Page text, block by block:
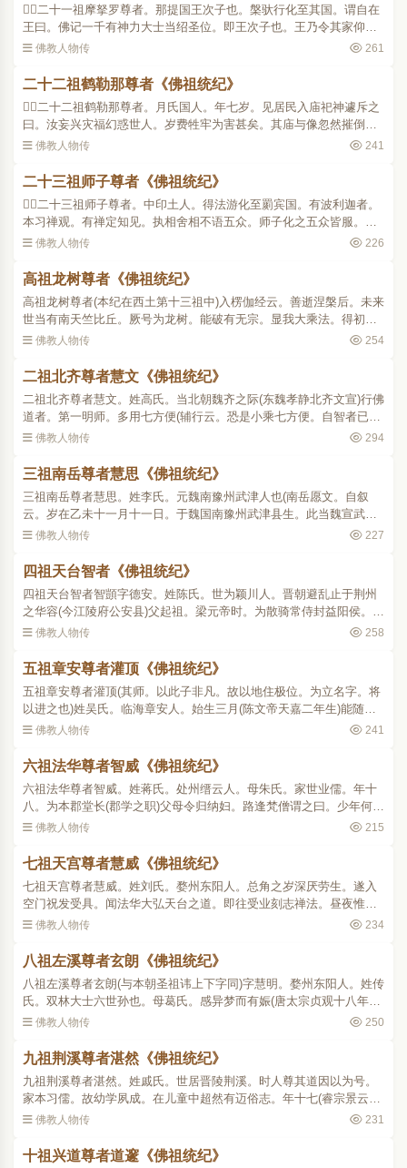
二十一祖摩拏罗尊者。那提国王次子也。槃驮行化至其国。谓自在
王曰。佛记一千有神力大士当绍圣位。即王次子也。王乃令其家仰受
付嘱。于南天竺兴大饶益。有三藏夜奢功德齐等。夜奢语曰。恒河以
佛教人物传 261
二十二祖鹤勒那尊者《佛祖统纪》
二十二祖鹤勒那尊者。月氏国人。年七岁。见居民入庙祀神遽斥之
曰。汝妄兴灾福幻惑世人。岁费牲牢为害甚矣。其庙与像忽然摧倒。
年三十八。始遇摩拏罗谓之曰。汝昔有弟子五百。以福德薄生于羽
佛教人物传 241
二十三祖师子尊者《佛祖统纪》
二十三祖师子尊者。中印土人。得法游化至罽宾国。有波利迦者。
本习禅观。有禅定知见。执相舍相不语五众。师子化之五众皆服。声
闻迩遐。外道摩目多部落遮二人。素学幻术。乃盗为僧形。潜入王宫
佛教人物传 226
高祖龙树尊者《佛祖统纪》
高祖龙树尊者(本纪在西土第十三祖中)入楞伽经云。善逝涅槃后。未来
世当有南天竺比丘。厥号为龙树。能破有无宗。显我大乘法。得初欢
喜地。往生安养国赞曰。章安有言。智者观心论云。归命龙树师。
佛教人物传 254
二祖北齐尊者慧文《佛祖统纪》
二祖北齐尊者慧文。姓高氏。当北朝魏齐之际(东魏孝静北齐文宣)行佛
道者。第一明师。多用七方便(辅行云。恐是小乘七方便。自智者已前
未曾有人立于圆家七方便)第二最师。融心性相诸法无碍。第三嵩师。
佛教人物传 294
三祖南岳尊者慧思《佛祖统纪》
三祖南岳尊者慧思。姓李氏。元魏南豫州武津人也(南岳愿文。自叙
云。岁在乙未十一月十一日。于魏国南豫州武津县生。此当魏宣武延
昌四年。梁武帝天监十四年乙未岁也)儿童时。梦梵僧劝令入道。或见
佛教人物传 227
四祖天台智者《佛祖统纪》
四祖天台智者智顗字德安。姓陈氏。世为颖川人。晋朝避乱止于荆州
之华容(今江陵府公安县)父起祖。梁元帝时。为散骑常侍封益阳侯。母
徐氏。梦香烟五采萦回入怀。又尝梦吞白鼠。因觉体重。卜者曰。白
佛教人物传 258
五祖章安尊者灌顶《佛祖统纪》
五祖章安尊者灌顶(其师。以此子非凡。故以地住极位。为立名字。将
以进之也)姓吴氏。临海章安人。始生三月(陈文帝天嘉二年生)能随母
称三宝名。有僧过门谓其母曰。此子非凡因以为名。七岁入摄静寺。
佛教人物传 241
六祖法华尊者智威《佛祖统纪》
六祖法华尊者智威。姓蒋氏。处州缙云人。母朱氏。家世业儒。年十
八。为本郡堂长(郡学之职)父母令归纳妇。路逢梵僧谓之曰。少年何意
欲违昔日重誓耶。因示其五愿曰。一愿临终正念。二愿不堕三途。三
佛教人物传 215
七祖天宫尊者慧威《佛祖统纪》
七祖天宫尊者慧威。姓刘氏。婺州东阳人。总角之岁深厌劳生。遂入
空门祝发受具。闻法华大弘天台之道。即往受业刻志禅法。昼夜惟勤
三观法门。顿获开悟。时人见其深入威师之室。遂以小威师称之。后
佛教人物传 234
八祖左溪尊者玄朗《佛祖统纪》
八祖左溪尊者玄朗(与本朝圣祖讳上下字同)字慧明。婺州东阳人。姓传
氏。双林大士六世孙也。母葛氏。感异梦而有娠(唐太宗贞观十八年生)
既产未尝作婴儿啼。每见人则欣笑盈面。九岁(高宗永徽二年)肄业清泰
佛教人物传 250
九祖荆溪尊者湛然《佛祖统纪》
九祖荆溪尊者湛然。姓戚氏。世居晋陵荆溪。时人尊其道因以为号。
家本习儒。故幼学夙成。在儿童中超然有迈俗志。年十七(睿宗景云二
年生。至玄宗开元十五年。当十七岁)访道浙右。遇金华方岩。授以止
佛教人物传 231
十祖兴道尊者道邃《佛祖统纪》